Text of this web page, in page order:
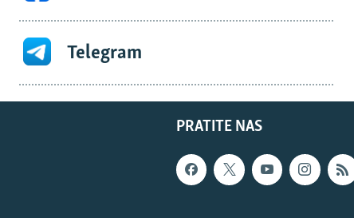
Telegram
PRATITE NAS